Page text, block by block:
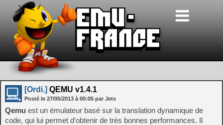
[Ordi.] QEMU v1.4.1
Posté le 27/05/2013 à 00:05 par Jets
Qemu est un émulateur basé sur la translation dynamique de
code, qui lui permet d’obtenir de très bonnes performances. Il